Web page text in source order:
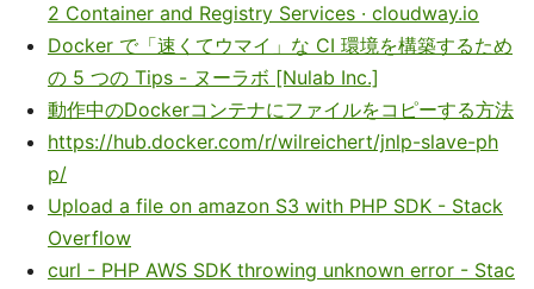
2 Container and Registry Services · cloudway.io
Docker で「速くてウマイ」な CI 環境を構築するため
の 5 つの Tips - ヌーラボ [Nulab Inc.]
動作中のDockerコンテナにファイルをコピーする方法
https://hub.docker.com/r/wilreichert/jnlp-slave-ph
p/
Upload a file on amazon S3 with PHP SDK - Stack
Overflow
curl - PHP AWS SDK throwing unknown error - Stac